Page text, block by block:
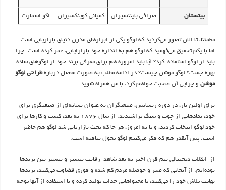
بیتستان صرافی بایننسیران کمپانی کوینکسیران اکو اسمارت
مطمئنا، تا الان تصور می‌کردید که لوگو یکی از ابزارهای مدرن دنیای بازاریابی است.
اما با یکم تحقیق می‌فهمید که لوگو هم به اندازه خود بازارایابی، عمر کرده ‌است. چرا
باید از لوگو استفاده کرد؟ آیا باید امروزه هم برای معرفی برند خود از لوگوهای ساده
بهره جست؟ لوگو موشن چیست؟ در ادامه مطلب به صورت مفصل دربارهطراحی لوگو
موشن و چرایی آن صحبت خواهم کرد، با من همراه شوید.
برای اولین بار، در دوره رنسانس، صنعتگران به عنوان نشانه‌ای از صنعتگری برای
خود، نمادهایی از چوب و سنگ تراشیدند. از سال ۱۸۷۶ به بعد، کسب و کارها برای
خود لوگو انتخاب کردند، و تا به امروز، هر جا که بحث بازاریابی شد لوگو هم حاضر
است. پس آنقدر هم که فکر می‌کنیم لوگو تحول نیافته است.
از انقلاب دیجیتالی نیم قرن اخیر به بعد شاهد رقابت بیشتر و بیشتر بین برندها
بوده‌ایم. از آنجایی که صبر و حوصله مردم کم شده و فوری قضاوت می‌کنند، برندها
نهایت تلاش خود را می‌کنند، تا محتواهایی جذاب تولید کرده و با استفاده از آنها توجه